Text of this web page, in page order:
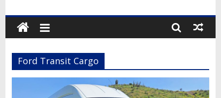
Transporte
Terrestre
Autos,
camiones,
motos,
información
Ford Transit Cargo